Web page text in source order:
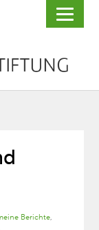
Berichte,